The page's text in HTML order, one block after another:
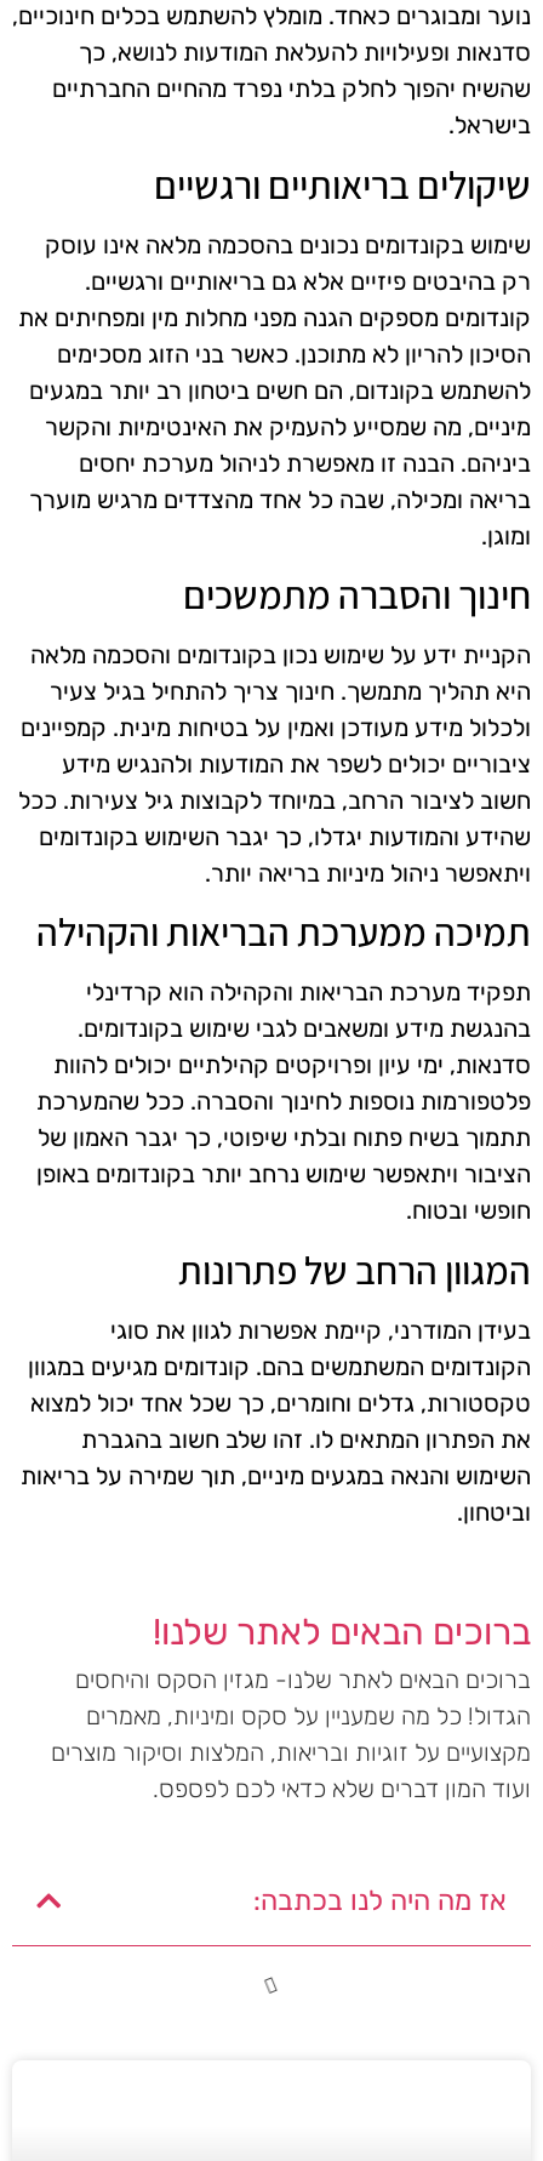
נוער ומבוגרים כאחד. מומלץ להשתמש בכלים חינוכיים,
סדנאות ופעילויות להעלאת המודעות לנושא, כך
שהשיח יהפוך לחלק בלתי נפרד מהחיים החברתיים
בישראל.
שיקולים בריאותיים ורגשיים
שימוש בקונדומים נכונים בהסכמה מלאה אינו עוסק
רק בהיבטים פיזיים אלא גם בריאותיים ורגשיים.
קונדומים מספקים הגנה מפני מחלות מין ומפחיתים את
הסיכון להריון לא מתוכנן. כאשר בני הזוג מסכימים
להשתמש בקונדום, הם חשים ביטחון רב יותר במגעים
מיניים, מה שמסייע להעמיק את האינטימיות והקשר
ביניהם. הבנה זו מאפשרת לניהול מערכת יחסים
בריאה ומכילה, שבה כל אחד מהצדדים מרגיש מוערך
ומוגן.
חינוך והסברה מתמשכים
הקניית ידע על שימוש נכון בקונדומים והסכמה מלאה
היא תהליך מתמשך. חינוך צריך להתחיל בגיל צעיר
ולכלול מידע מעודכן ואמין על בטיחות מינית. קמפיינים
ציבוריים יכולים לשפר את המודעות ולהנגיש מידע
חשוב לציבור הרחב, במיוחד לקבוצות גיל צעירות. ככל
שהידע והמודעות יגדלו, כך יגבר השימוש בקונדומים
ויתאפשר ניהול מיניות בריאה יותר.
תמיכה ממערכת הבריאות והקהילה
תפקיד מערכת הבריאות והקהילה הוא קרדינלי
בהנגשת מידע ומשאבים לגבי שימוש בקונדומים.
סדנאות, ימי עיון ופרויקטים קהילתיים יכולים להוות
פלטפורמות נוספות לחינוך והסברה. ככל שהמערכת
תתמוך בשיח פתוח ובלתי שיפוטי, כך יגבר האמון של
הציבור ויתאפשר שימוש נרחב יותר בקונדומים באופן
חופשי ובטוח.
המגוון הרחב של פתרונות
בעידן המודרני, קיימת אפשרות לגוון את סוגי
הקונדומים המשתמשים בהם. קונדומים מגיעים במגוון
טקסטורות, גדלים וחומרים, כך שכל אחד יכול למצוא
את הפתרון המתאים לו. זהו שלב חשוב בהגברת
השימוש והנאה במגעים מיניים, תוך שמירה על בריאות
וביטחון.
ברוכים הבאים לאתר שלנו!
ברוכים הבאים לאתר שלנו- מגזין הסקס והיחסים
הגדול! כל מה שמעניין על סקס ומיניות, מאמרים
מקצועיים על זוגיות ובריאות, המלצות וסיקור מוצרים
ועוד המון דברים שלא כדאי לכם לפספס.
אז מה היה לנו בכתבה: